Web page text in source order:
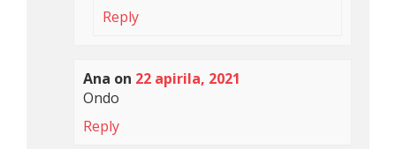
Reply
Ana on 22 apirila, 2021
Ondo
Reply